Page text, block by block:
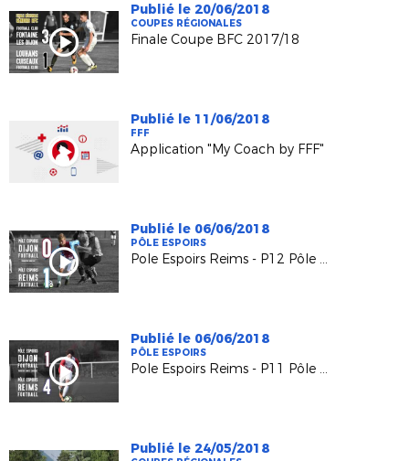
Publié le 20/06/2018
COUPES RÉGIONALES
Finale Coupe BFC 2017/18
Publié le 11/06/2018
FFF
Application "My Coach by FFF"
Publié le 06/06/2018
PÔLE ESPOIRS
Pole Espoirs Reims - P12 Pôle Espoirs Dijon (1-0)
Publié le 06/06/2018
PÔLE ESPOIRS
Pole Espoirs Reims - P11 Pôle Espoirs Dijon (4-1)
Publié le 24/05/2018